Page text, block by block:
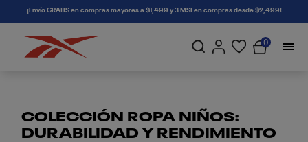
connectif¡Envío GRATIS en compras mayores a $1,499 y 3 MSI en compras desde $2,499!
0
COLECCIÓN ROPA NIÑOS:
DURABILIDAD Y RENDIMIENTO